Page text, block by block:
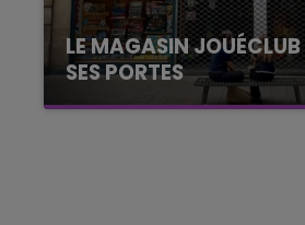
LE MAGASIN JOUÉCLUB
SES PORTES
C'était l'une des
rémois. Le magasin